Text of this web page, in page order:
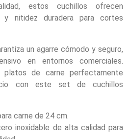
estos cuchillos ofrecen
y nitidez duradera para cortes
un agarre cómodo y seguro,
en entornos comerciales.
platos de carne perfectamente
con este set de cuchillos
carne de 24 cm.
inoxidable de alta calidad para